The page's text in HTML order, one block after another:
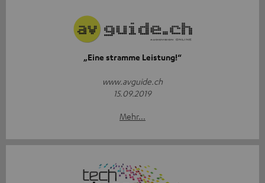
„Eine stramme Leistung!“
www.avguide.ch
15.09.2019
Mehr...